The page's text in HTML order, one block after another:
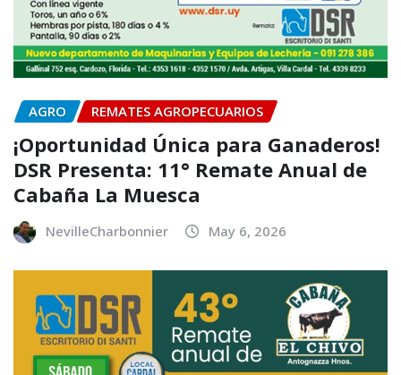
AGRO REMATES AGROPECUARIOS
¡Oportunidad Única para Ganaderos!
DSR Presenta: 11° Remate Anual de
Cabaña La Muesca
NevilleCharbonnier May 6, 2026